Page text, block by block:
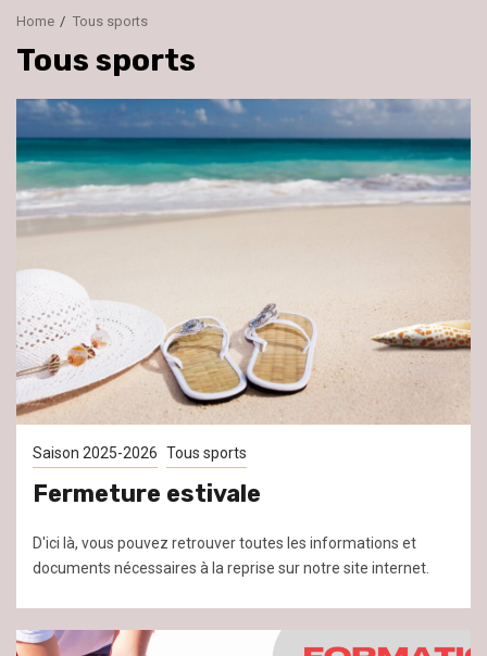
Home Tous sports
Tous sports
Saison 2025-2026 Tous sports
Fermeture estivale
D'ici là, vous pouvez retrouver toutes les informations et
documents nécessaires à la reprise sur notre site internet.